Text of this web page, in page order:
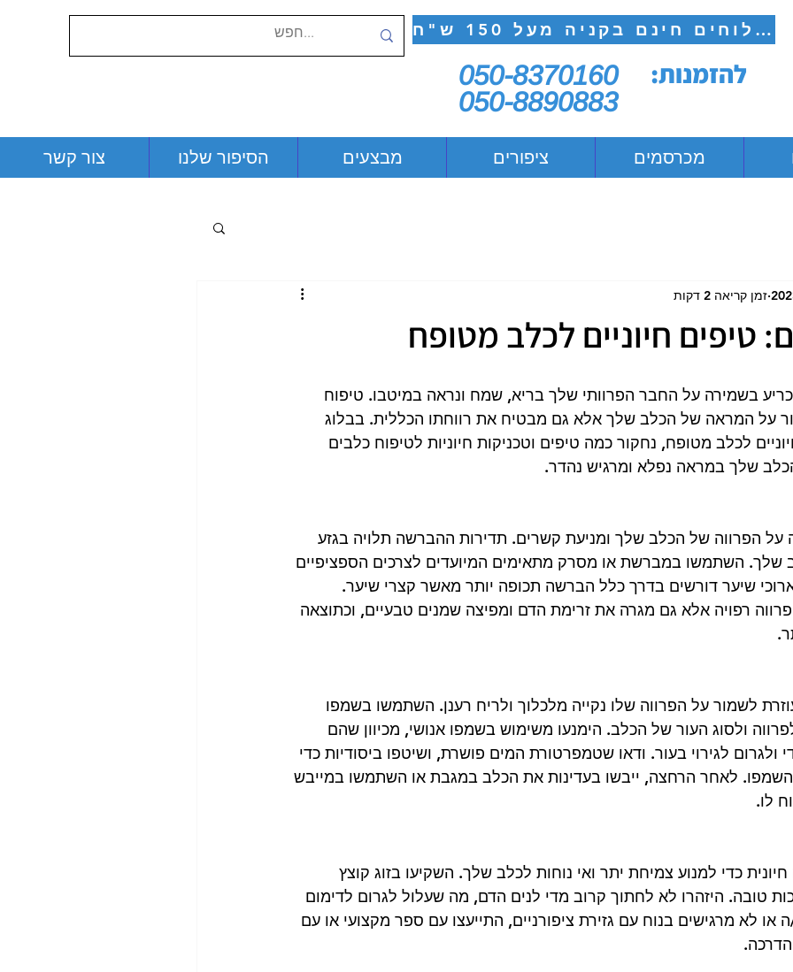
משלוחים חינם בקניה מעל 150 ש"ח
050-8370160
050-8890883
להזמנות:
צור קשר הסיפור שלנו מבצעים ציפורים מכרסמים
טיפים חיוניים לכלב מטופח
זמן קריאה 2 דקות
בשמירה על החבר הפרוותי שלך בריא, שמח ונראה במיטבו. טיפוח
על המראה של הכלב שלך אלא גם מבטיח את רווחתו הכללית. בבלוג
לכלב מטופח, נחקור כמה טיפים וטכניקות חיוניות לטיפוח כלבים
שלך במראה נפלא ומרגיש נהדר.
על הפרווה של הכלב שלך ומניעת קשרים. תדירות ההברשה תלויה בגזע
שלך. השתמשו במברשת או מסרק מתאימים המיועדים לצרכים הספציפיים
שיער דורשים בדרך כלל הברשה תכופה יותר מאשר קצרי שיער.
רפויה אלא גם מגרה את זרימת הדם ומפיצה שמנים טבעיים, וכתוצאה
לשמור על הפרווה שלו נקייה מלכלוך ולריח רענן. השתמשו בשמפו
ולסוג העור של הכלב. הימנעו משימוש בשמפו אנושי, מכיוון שהם
ולגרום לגירוי בעור. ודאו שטמפרטורת המים פושרת, ושיטפו ביסודיות כדי
לאחר הרחצה, ייבשו בעדינות את הכלב במגבת או השתמשו במייבש
לו.
חיונית כדי למנוע צמיחת יתר ואי נוחות לכלב שלך. השקיעו בזוג קוצץ
טובה. היזהרו לא לחתוך קרוב מדי לנים הדם, מה שעלול לגרום לדימום
או לא מרגישים בנוח עם גזירת ציפורניים, התייעצו עם ספר מקצועי או עם